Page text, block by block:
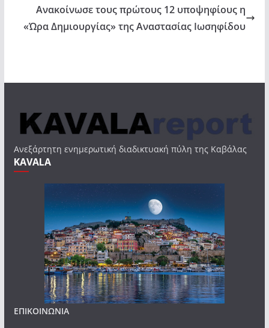
Ανακοίνωσε τους πρώτους 12 υποψηφίους η
«Ώρα Δημιουργίας» της Αναστασίας Ιωσηφίδου
Ανεξάρτητη ενημερωτική διαδικτυακή πύλη της Καβάλας
KAVALA
ΕΠΙΚΟΙΝΩΝΙΑ